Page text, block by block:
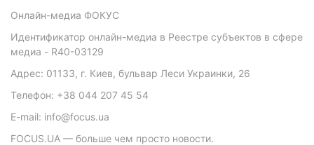
Онлайн-медиа ФОКУС
Идентификатор онлайн-медиа в Реестре субъектов в сфере
медиа - R40-03129
Адрес: 01133, г. Киев, бульвар Леси Украинки, 26
Телефон: +38 044 207 45 54
E-mail: info@focus.ua
FOCUS.UA — больше чем просто новости.